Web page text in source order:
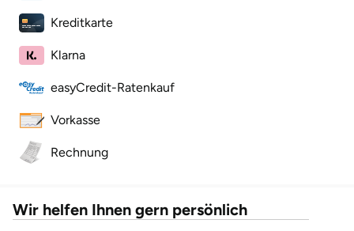
Kreditkarte
Klarna
easyCredit-Ratenkauf
Vorkasse
Rechnung
Wir helfen Ihnen gern persönlich
Kempten
Kerken
Kiel
Koblenz
Kronach